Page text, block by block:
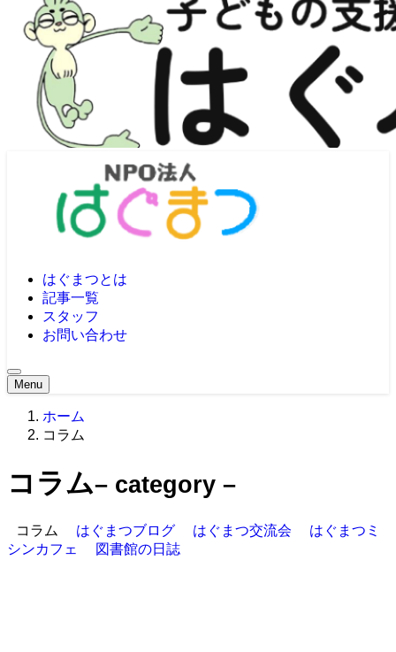
はぐまつとは
記事一覧
スタッフ
お問い合わせ
Menu
ホーム
コラム
コラム– category –
コラム はぐまつブログ はぐまつ交流会
はぐまつミ
シンカフェ
図書館の日誌